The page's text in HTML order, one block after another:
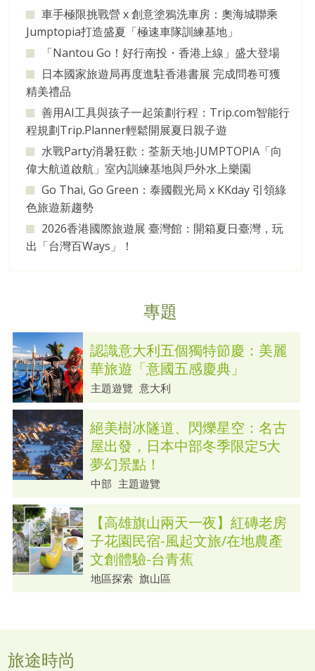
車手極限挑戰營 x 創意塗鴉洗車房：奧海城聯乘
Jumptopia打造盛夏「極速車隊訓練基地」
「Nantou Go！好行南投・香港上線」盛大登場
日本國家旅遊局再度進駐香港書展 完成問卷可獲
精美禮品
善用AI工具與孩子一起策劃行程：Trip.com智能行
程規劃Trip.Planner輕鬆開展夏日親子遊
水戰Party消暑狂歡：荃新天地‧JUMPTOPIA「向
偉大航道啟航」室內訓練基地與戶外水上樂園
Go Thai, Go Green：泰國觀光局 x KKday 引領綠
色旅遊新趨勢
2026香港國際旅遊展 臺灣館：開箱夏日臺灣，玩
出「台灣百Ways」！
專題
認識意大利五個獨特節慶：美麗
華旅遊「意國五感慶典」
主題遊覽 意大利
絕美樹冰隧道、閃爍星空：名古
屋出發，日本中部冬季限定5大
夢幻景點！
中部 主題遊覽
【高雄旗山兩天一夜】紅磚老房
子花園民宿-風起文旅/在地農產
文創體驗-台青蕉
地區探索 旗山區
旅途時尚